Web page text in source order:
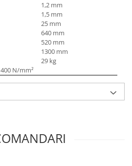
PO4
1,2 mm
1,5 mm
25 mm
640 mm
520 mm
1300 mm
29 kg
N/mm²